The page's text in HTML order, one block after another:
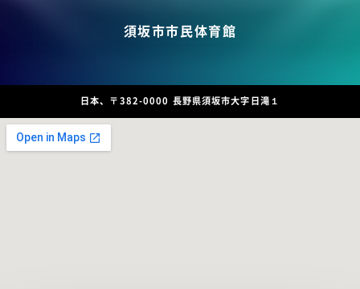
須坂市市民体育館
日本、〒382-0000 長野県須坂市大字日滝１